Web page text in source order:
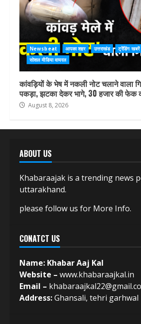
Newsbeat आपका शहर उत्तराखंड ट्रेंडिंग खबरें
सोशल मीडिया वायरल
कांवड़ियों के भेष में नकली नोट चलाने वाला
पकड़ा, झटका देकर भागे, 30 हजार की फेक
August 8, 2026
ABOUT US
Khabaraajak is a trending news
uttarakhand.
please follow us for More Info.
CONATCT US
Name: Khabar Aaj Kal
Website – www.khabaraajkal.in
Email –
Address:Ghansali, tehri garhwal